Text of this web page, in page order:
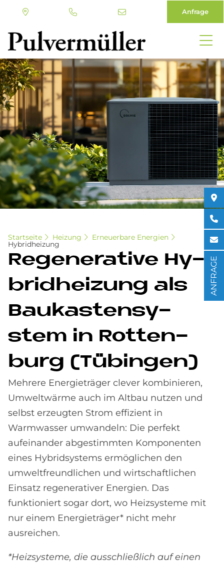
Direkt
zum
Inhalt
Anfrage
Startseite Heizung Erneuerbare Energien
Hybridheizung
Re­ge­ne­ra­ti­ve Hy­
brid­hei­zung als
Bau­ka­sten­sy­
stem in Rot­ten­
burg (Tü­bin­gen)
Mehrere Energieträger clever kombinieren,
Umweltwärme auch im Altbau nutzen und
selbst erzeugten Strom effizient in
Warmwasser umwandeln: Die perfekt
aufeinander abgestimmten Komponenten
eines Hybridsystems ermöglichen den
umweltfreundlichen und wirtschaftlichen
Einsatz regenerativer Energien. Das
funktioniert sogar dort, wo Heizsysteme mit
nur einem Energieträger* nicht mehr
ausreichen.
*Heizsysteme, die ausschließlich auf einen
ANFRAGE